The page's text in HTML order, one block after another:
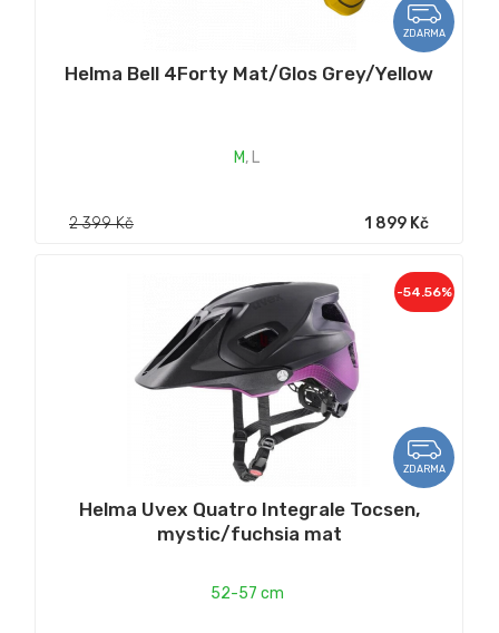
ZDARMA
Helma Bell 4Forty Mat/Glos Grey/Yellow
M, L
2 399 Kč 1 899 Kč
ZDARMA
-54.56%
Helma Uvex Quatro Integrale Tocsen,
mystic/fuchsia mat
52-57 cm